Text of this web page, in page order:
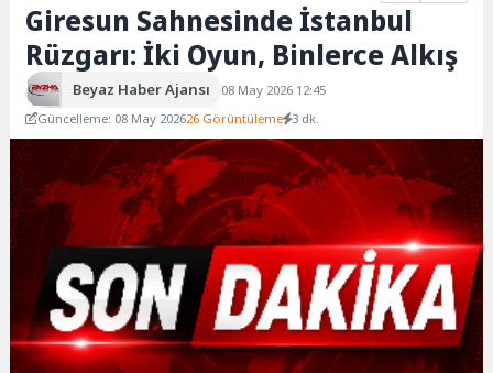
Giresun Sahnesinde İstanbul
Rüzgarı: İki Oyun, Binlerce Alkış
Beyaz Haber Ajansı
08 May 2026 12:45
Güncelleme: 08 May 202626 Görüntüleme 3 dk.